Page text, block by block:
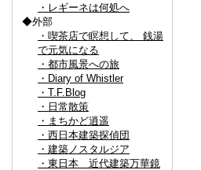
・レギーネは何処へ
◆外部
・喫茶店で瞑想して、 銭湯
で元気になる
・都市風景への旅
・Diary of Whistler
・T.F.Blog
・日常散策
・まちかど逍遥
・西日本建築探偵団
・建築ノスタルジア
・東日本 近代建築万華鏡